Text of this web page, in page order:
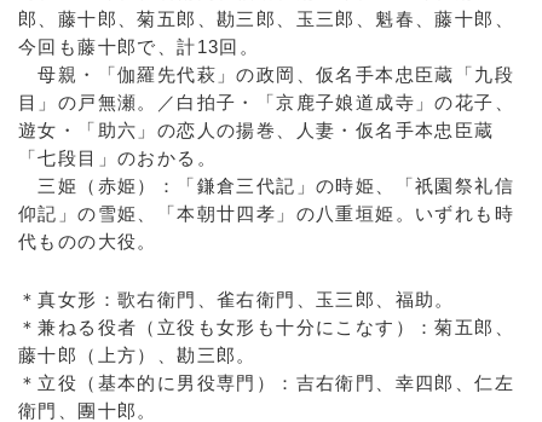
郎、藤十郎、菊五郎、勘三郎、玉三郎、魁春、藤十郎、
今回も藤十郎で、計13回。
母親・「伽羅先代萩」の政岡、仮名手本忠臣蔵「九段
目」の戸無瀬。／白拍子・「京鹿子娘道成寺」の花子、
遊女・「助六」の恋人の揚巻、人妻・仮名手本忠臣蔵
「七段目」のおかる。
三姫（赤姫）：「鎌倉三代記」の時姫、「祇園祭礼信
仰記」の雪姫、「本朝廿四孝」の八重垣姫。いずれも時
代ものの大役。
＊真女形：歌右衛門、雀右衛門、玉三郎、福助。
＊兼ねる役者（立役も女形も十分にこなす）：菊五郎、
藤十郎（上方）、勘三郎。
＊立役（基本的に男役専門）：吉右衛門、幸四郎、仁左
衛門、團十郎。